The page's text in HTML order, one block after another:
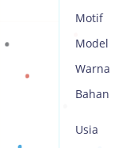
Motif
Model
Warna
Bahan
Usia